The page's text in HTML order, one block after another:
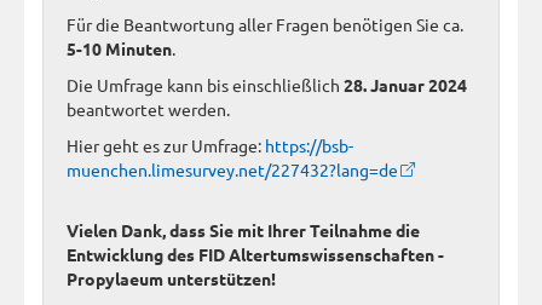
Für die Beantwortung aller Fragen benötigen Sie ca.
5-10 Minuten
Die Umfrage kann bis einschließlich 28. Januar 2024
beantwortet werden.
Hier geht es zur Umfrage: https://bsb-
muenchen.limesurvey.net/227432?lang=de
Vielen Dank, dass Sie mit Ihrer Teilnahme die
Entwicklung des FID Altertumswissenschaften -
Propylaeum unterstützen!